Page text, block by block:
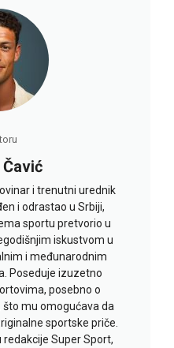
i trenutni urednik
i odrastao u Srbiji,
sportu pretvorio u
iskustvom u
i međunarodnim
Poseduje izuzetno
posebno o
mu omogućava da
sportske priče.
redakcije Super Sport,